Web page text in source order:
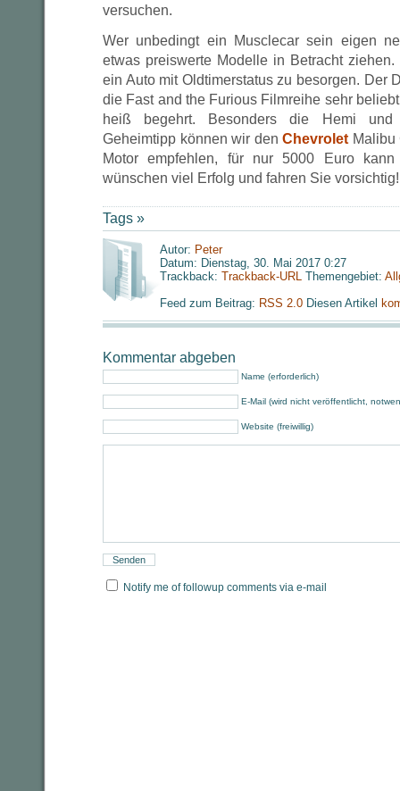
versuchen.
Wer unbedingt ein Musclecar sein eigen
etwas preiswerte Modelle in Betracht
ein Auto mit Oldtimerstatus zu besorgen. Der
die Fast and the Furious Filmreihe sehr
heiß begehrt. Besonders die Hemi und
Geheimtipp können wir denChevrolet Malibu
Motor empfehlen, für nur 5000 Euro
wünschen viel Erfolg und fahren Sie vorsichtig!
Tags »
Autor: Peter
Datum: Dienstag, 30. Mai 2017 0:27
Trackback: Trackback-URL Themengebiet:
Feed zum Beitrag: RSS 2.0 Diesen Artikel
Kommentar abgeben
Name (erforderlich)
E-Mail (wird nicht veröffentlicht,
Website (freiwillig)
Notify me of followup comments via e-mail